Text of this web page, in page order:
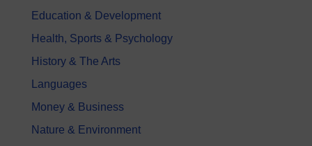
Education & Development
Health, Sports & Psychology
History & The Arts
Languages
Money & Business
Nature & Environment